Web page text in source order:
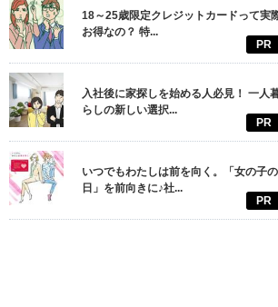
18～25歳限定クレジットカードって実
お得なの？ 特...
PR
入社後に家探しを始める人必見！ 一人
らしの新しい選択...
PR
いつでもわたしは前を向く。「女の子の
日」を前向きに♪社...
PR